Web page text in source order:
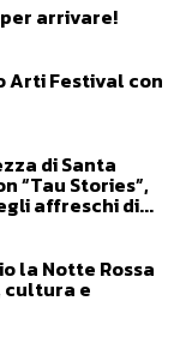
arrivare!
Arti Festival con
di Santa
“Tau Stories”,
affreschi di...
la Notte Rossa
cultura e